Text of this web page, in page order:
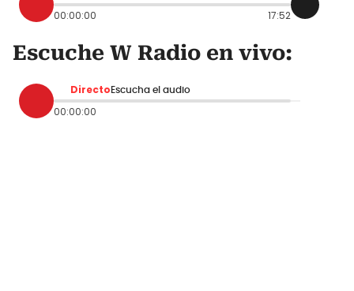
00:00:00 17:52
Escuche W Radio en vivo:
Directo Escucha el audio
00:00:00